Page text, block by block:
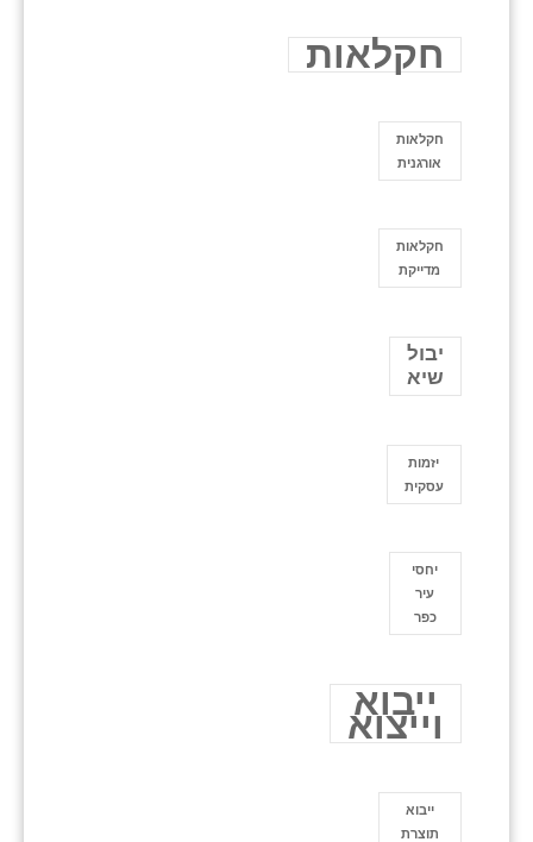
חקלאות
חקלאות
אורגנית
חקלאות
מדייקת
יבול
שיא
יזמות
עסקית
יחסי
עיר
כפר
ייבוא
וייצוא
ייבוא
תוצרת